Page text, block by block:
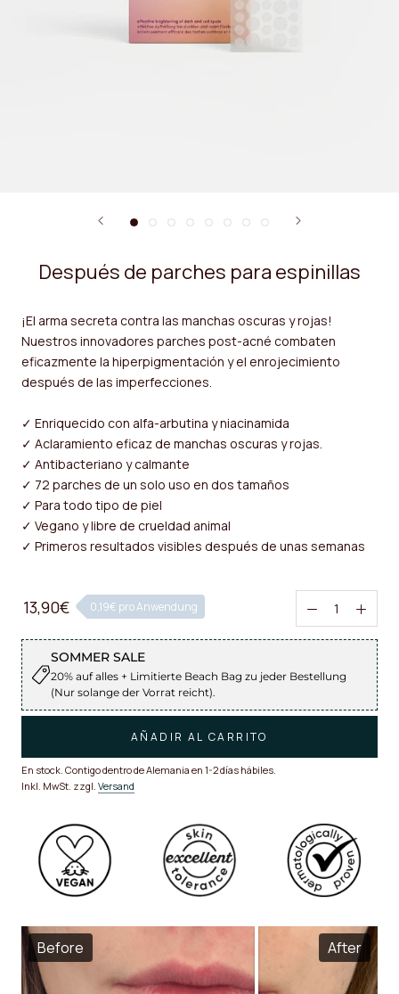
Después de parches para espinillas
¡El arma secreta contra las manchas oscuras y rojas!
Nuestros innovadores parches post-acné combaten
eficazmente la hiperpigmentación y el enrojecimiento
después de las imperfecciones.
✓ Enriquecido con alfa-arbutina y niacinamida
✓ Aclaramiento eficaz de manchas oscuras y rojas.
✓ Antibacteriano y calmante
✓ 72 parches de un solo uso en dos tamaños
✓ Para todo tipo de piel
✓ Vegano y libre de crueldad animal
✓ Primeros resultados visibles después de unas semanas
13,90€ 0,19€ pro Anwendung
SOMMER SALE
20% auf alles + Limitierte Beach Bag zu jeder Bestellung
(Nur solange der Vorrat reicht).
AÑADIR AL CARRITO
En stock. Contigo dentro de Alemania en 1-2 días hábiles.
Inkl. MwSt. zzgl. Versand
Before After